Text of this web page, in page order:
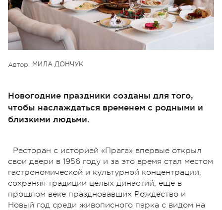
Автор: МИЛА ДОНЧУК
Новогодние праздники созданы для того,
чтобы наслаждаться временем с родными и
близкими людьми.
Ресторан с историей «Прага» впервые открыл
свои двери в 1956 году и за это время стал местом
гастрономической и культурной концентрации,
сохраняя традиции целых династий, еще в
прошлом веке праздновавших Рождество и
Новый год среди живописного парка с видом на